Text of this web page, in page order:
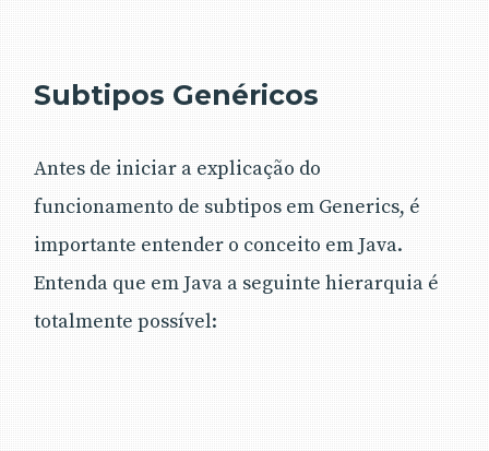
Subtipos Genéricos
Antes de iniciar a explicação do
funcionamento de subtipos em Generics, é
importante entender o conceito em Java.
Entenda que em Java a seguinte hierarquia é
totalmente possível: